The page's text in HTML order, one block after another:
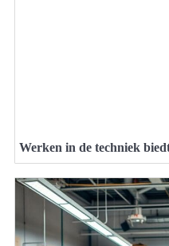
Werken in de techniek